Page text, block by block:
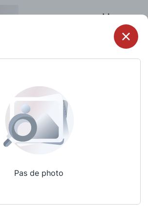
Menu
Pas de photo